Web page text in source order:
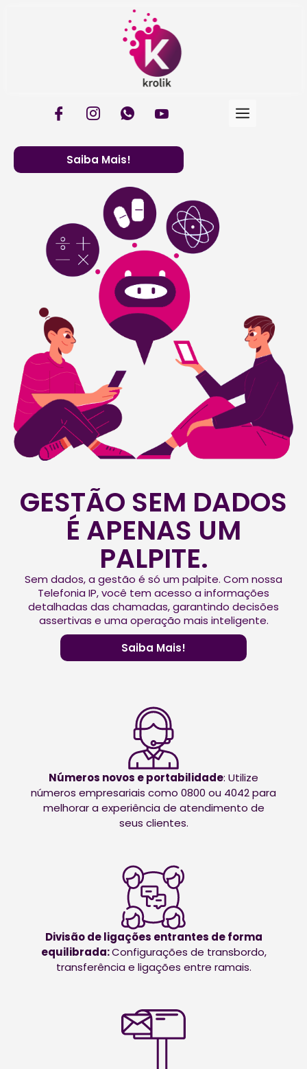
Conheça o PABX
mais completo do
mercado!
Descubra a liberdade e eficiência com a Telefonia
IP da Krolik: comunicação de alta qualidade a
Saiba Mais!
GESTÃO SEM DADOS
É APENAS UM
PALPITE.
Sem dados, a gestão é só um palpite. Com nossa
Telefonia IP, você tem acesso a informações
detalhadas das chamadas, garantindo decisões
assertivas e uma operação mais inteligente.
Saiba Mais!
Números novos e portabilidade: Utilize
números empresariais como 0800 ou 4042 para
melhorar a experiência de atendimento de
seus clientes.
Divisão de ligações entrantes de forma
equilibrada:Configurações de transbordo,
transferência e ligações entre ramais.